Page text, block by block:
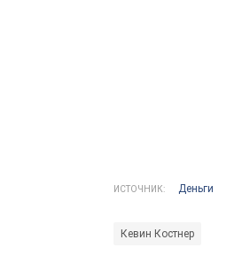
ИСТОЧНИК: Деньги
Кевин Костнер